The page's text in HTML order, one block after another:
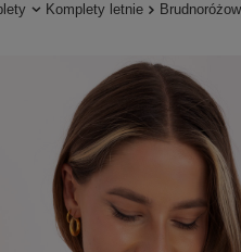
Komplety letnie